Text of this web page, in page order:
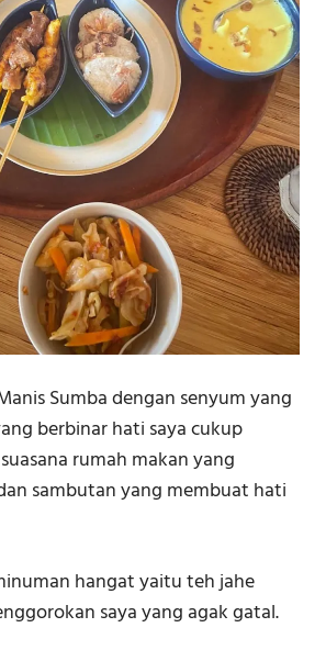
Sumba dengan senyum yang
berbinar hati saya cukup
rumah makan yang
sambutan yang membuat hati
hangat yaitu teh jahe
saya yang agak gatal.